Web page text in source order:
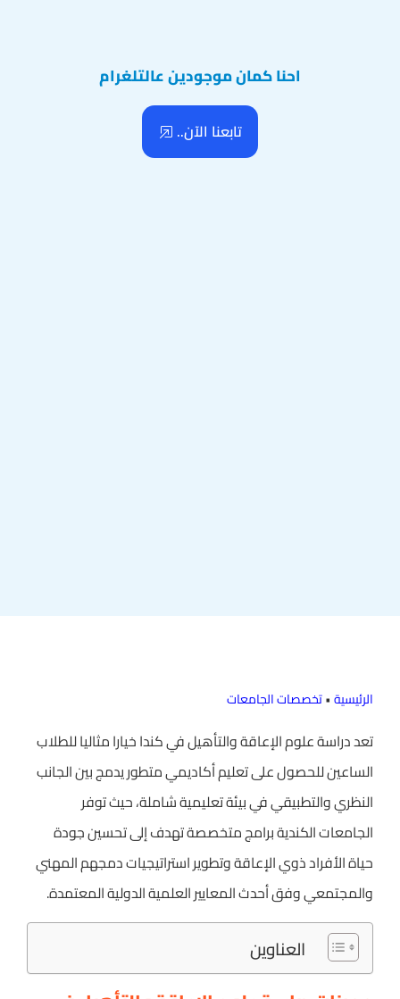
احنا كمان موجودين عالتلغرام
تابعنا الآن..
الرئيسية•تخصصات الجامعات
تعد دراسة علوم الإعاقة والتأهيل في كندا خيارا مثاليا للطلاب
الساعين للحصول على تعليم أكاديمي متطور يدمج بين الجانب
النظري والتطبيقي في بيئة تعليمية شاملة، حيث توفر
الجامعات الكندية برامج متخصصة تهدف إلى تحسين جودة
حياة الأفراد ذوي الإعاقة وتطوير استراتيجيات دمجهم المهني
والمجتمعي وفق أحدث المعايير العلمية الدولية المعتمدة.
العناوين